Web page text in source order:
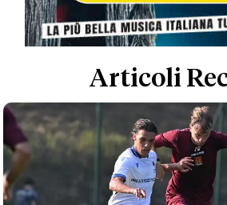
Articoli